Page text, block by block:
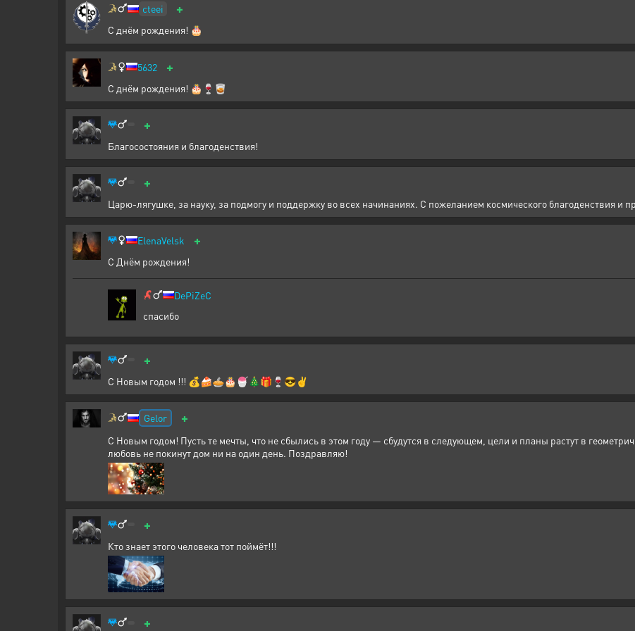
cteei +
С днём рождения! 🎂
5632 +
С днём рождения! 🎂🍷🥃
+
Благосостояния и благоденствия!
+
Царю-лягушке, за науку, за подмогу и поддержку во всех начинаниях. С пожеланием космического благоденствия и
ElenaVelsk +
С Днём рождения!
DePiZeC
спасибо
+
С Новым годом !!! 💰🍰🥧🎂🍧🎄🎁🍷😎✌️
Gelor +
С Новым годом! Пусть те мечты, что не сбылись в этом году — сбудутся в следующем, цели и планы растут в
любовь не покинут дом ни на один день. Поздравляю!
+
Кто знает этого человека тот поймёт!!!
+